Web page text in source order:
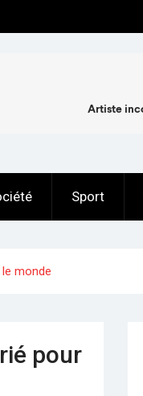
Sport
monde
pour